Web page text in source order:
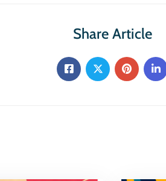
Share Article